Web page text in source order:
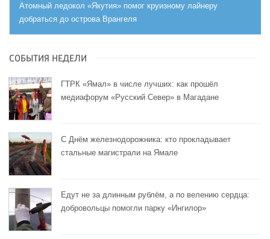
Атомный ледокол «Якутия» помог круизному лайнеру
добраться до острова Врангеля
СОБЫТИЯ НЕДЕЛИ
ГТРК «Ямал» в числе лучших: как прошёл
медиафорум «Русский Север» в Магадане
С Днём железнодорожника: кто прокладывает
стальные магистрали на Ямале
Едут не за длинным рублём, а по велению сердца:
добровольцы помогли парку «Ингилор»